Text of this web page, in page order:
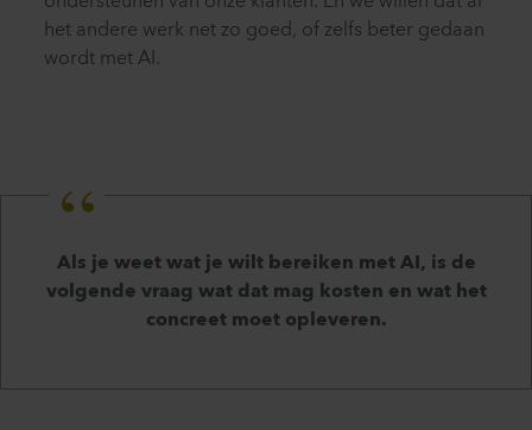
het andere werk net zo goed, of zelfs beter gedaan
wordt met AI.
Als je weet wat je wilt bereiken met AI, is de
volgende vraag wat dat mag kosten en wat het
concreet moet opleveren.